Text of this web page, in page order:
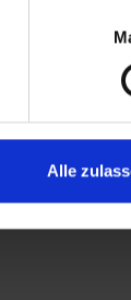
Alle
Marmaris